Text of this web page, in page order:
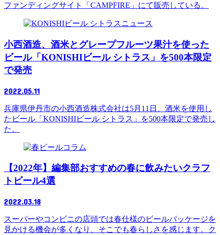
ファンディングサイト「CAMPFIRE」にて販売している。
ニュース
小西酒造、酒米とグレープフルーツ果汁を使った
ビール「KONISHIビール シトラス」を500本限定
で発売
2022.05.11
兵庫県伊丹市の小西酒造株式会社は5月11日、酒米を使用し
たビール「KONISHIビール シトラス」を500本限定で発売し
た。
コラム
【2022年】編集部おすすめの春に飲みたいクラフ
トビール4選
2022.03.18
スーパーやコンビニの店頭では春仕様のビールパッケージを
見かける機会が多くなり、そこでも春らしさを感じます。ク